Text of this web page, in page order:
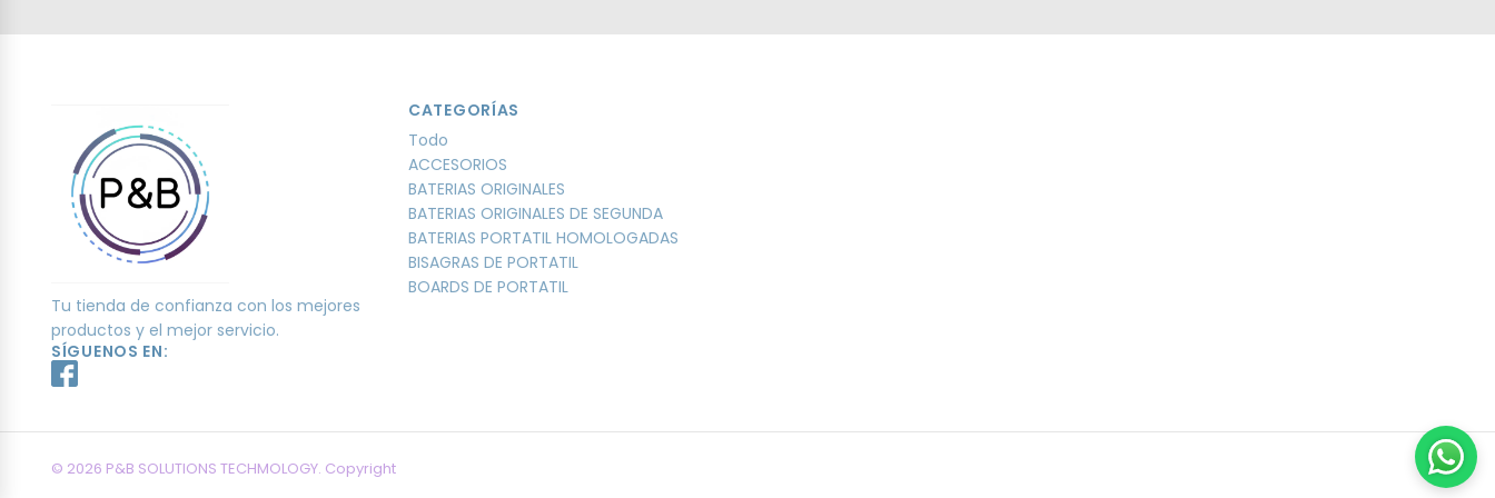
Tu tienda de confianza con los mejores
productos y el mejor servicio.
SÍGUENOS EN:
CATEGORÍAS
Todo
ACCESORIOS
BATERIAS ORIGINALES
BATERIAS ORIGINALES DE SEGUNDA
BATERIAS PORTATIL HOMOLOGADAS
BISAGRAS DE PORTATIL
BOARDS DE PORTATIL
© 2026 P&B SOLUTIONS TECHMOLOGY. Copyright